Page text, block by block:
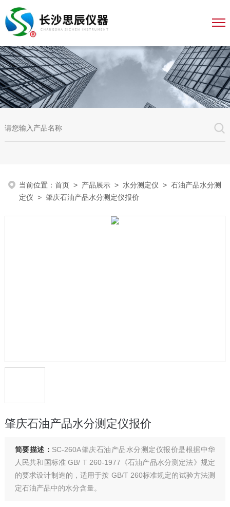
当前位置：首页 > 产品展示 > 水分测定仪 >石油产品水分测
定仪 > 肇庆石油产品水分测定仪报价
肇庆石油产品水分测定仪报价
简要描述： SC-260A肇庆石油产品水分测定仪报价是根据中华
人民共和国标准 GB/ T 260-1977《石油产品水分测定法》规定
的要求设计制造的，适用于按 GB/T 260标准规定的试验方法测
定石油产品中的水分含量。